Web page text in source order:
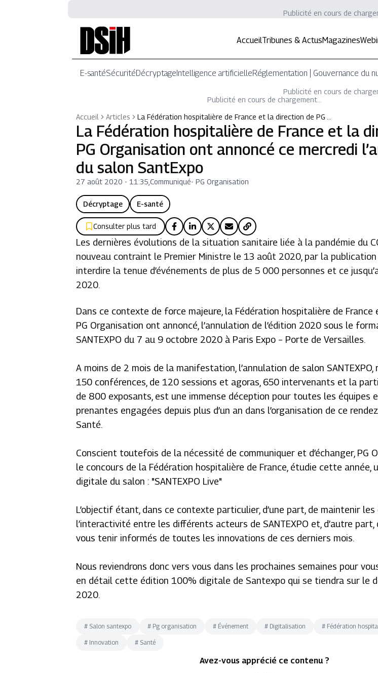
Publicité en cours de
AccueilTribunes & ActusMagazines
E-santéSécuritéDécryptageIntelligence artificielleRéglementation | Gouvernance du
Publicité en cours de
Publicité en cours de chargement...
Accueil
Articles La Fédération hospitalière de France et la direction de PG …
La Fédération hospitalière de France et la
PG Organisation ont annoncé ce mercredi
du salon SantExpo
27 août 2020 - 11:35 ,Communiqué-PG Organisation
Décryptage E-santé
Consulter plus tard
Les dernières évolutions de la situation sanitaire liée à la pandémie du
nouveau contraint le Premier Ministre le 13 août 2020, par la publication
interdire la tenue d’événements de plus de 5 000 personnes et ce
2020.
Dans ce contexte de force majeure, la Fédération hospitalière de France
PG Organisation ont annoncé, l’annulation de l’édition 2020 sous le
SANTEXPO du 7 au 9 octobre 2020 à Paris Expo – Porte de Versailles.
A moins de 2 mois de la manifestation, l’annulation de salon SANTEXPO,
150 conférences, de 120 sessions et agoras, 650 intervenants et la
de 800 exposants, est une immense déception pour toutes les équipes
prenantes engagées depuis plus d’un an dans l’organisation de ce
Santé.
Conscient toutefois de la nécessité de communiquer et d’échanger, PG
le concours de la Fédération hospitalière de France, étudie cette année,
digitale du salon : "SANTEXPO Live"
L’objectif étant, dans ce contexte particulier, d’une part, de maintenir
l’interactivité entre les différents acteurs de SANTEXPO et, d’autre
vous tenir informés de toutes les innovations de ces derniers mois.
Nous reviendrons donc vers vous dans les prochaines semaines pour
en détail cette édition 100% digitale de Santexpo qui se tiendra sur le
2020.
# Salon santexpo # Pg organisation # Événement # Digitalisation # Fédération
# Innovation # Santé
Avez-vous apprécié ce contenu ?